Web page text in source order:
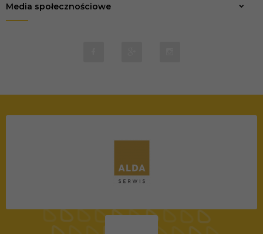
Media społecznościowe